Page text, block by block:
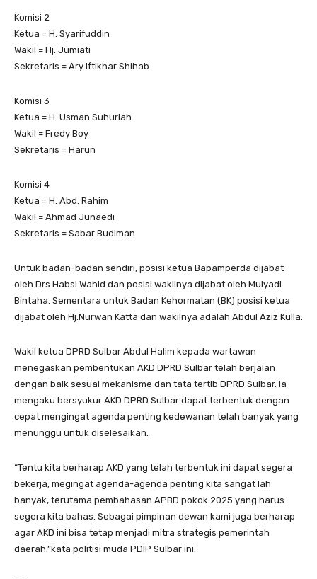
Komisi 2
Ketua = H. Syarifuddin
Wakil = Hj. Jumiati
Sekretaris = Ary Iftikhar Shihab
Komisi 3
Ketua = H. Usman Suhuriah
Wakil = Fredy Boy
Sekretaris = Harun
Komisi 4
Ketua = H. Abd. Rahim
Wakil = Ahmad Junaedi
Sekretaris = Sabar Budiman
Untuk badan-badan sendiri, posisi ketua Bapamperda dijabat
oleh Drs.Habsi Wahid dan posisi wakilnya dijabat oleh Mulyadi
Bintaha. Sementara untuk Badan Kehormatan (BK) posisi ketua
dijabat oleh Hj.Nurwan Katta dan wakilnya adalah Abdul Aziz Kulla.
Wakil ketua DPRD Sulbar Abdul Halim kepada wartawan
menegaskan pembentukan AKD DPRD Sulbar telah berjalan
dengan baik sesuai mekanisme dan tata tertib DPRD Sulbar. Ia
mengaku bersyukur AKD DPRD Sulbar dapat terbentuk dengan
cepat mengingat agenda penting kedewanan telah banyak yang
menunggu untuk diselesaikan.
“Tentu kita berharap AKD yang telah terbentuk ini dapat segera
bekerja, megingat agenda-agenda penting kita sangat lah
banyak, terutama pembahasan APBD pokok 2025 yang harus
segera kita bahas. Sebagai pimpinan dewan kami juga berharap
agar AKD ini bisa tetap menjadi mitra strategis pemerintah
daerah.”kata politisi muda PDIP Sulbar ini.